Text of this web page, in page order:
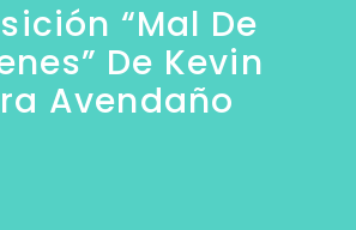
“Mal De
De Kevin
Avendaño